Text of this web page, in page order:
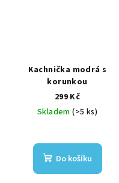
Kachnička modrá s
korunkou
299 Kč
Skladem(>5 ks)
Do košíku